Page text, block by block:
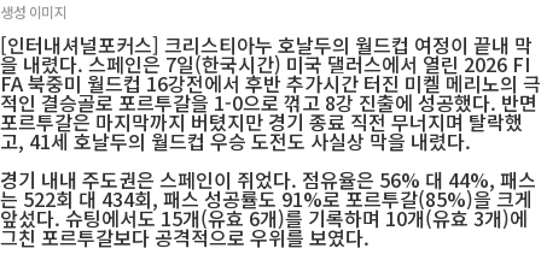
생성 이미지
[인터내셔널포커스] 크리스티아누 호날두의 월드컵 여정이 끝내 막
을 내렸다. 스페인은 7일(한국시간) 미국 댈러스에서 열린 2026 FI
FA 북중미 월드컵 16강전에서 후반 추가시간 터진 미켈 메리노의 극
적인 결승골로 포르투갈을 1-0으로 꺾고 8강 진출에 성공했다. 반면
포르투갈은 마지막까지 버텼지만 경기 종료 직전 무너지며 탈락했
고, 41세 호날두의 월드컵 우승 도전도 사실상 막을 내렸다.
경기 내내 주도권은 스페인이 쥐었다. 점유율은 56% 대 44%, 패스
는 522회 대 434회, 패스 성공률도 91%로 포르투갈(85%)을 크게
앞섰다. 슈팅에서도 15개(유효 6개)를 기록하며 10개(유효 3개)에
그친 포르투갈보다 공격적으로 우위를 보였다.